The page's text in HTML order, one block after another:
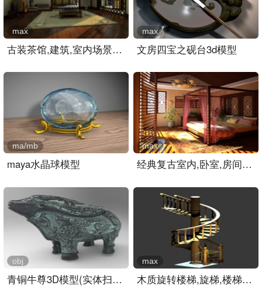
古装茶馆,建筑,室内场景ma..
max
文房四宝之砚台3d模型
max
maya水晶球模型
ma/mb
经典复古室内,卧室,房间3D..
max
青铜牛尊3D模型(实体扫描)..
obj
木质旋转楼梯,旋梯,楼梯3D..
max